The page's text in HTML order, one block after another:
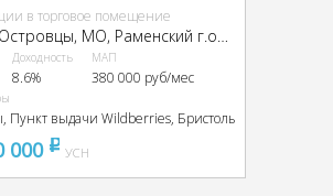
в торговое помещение
Новые Островцы, МО, Раменский г.о., дер. Островцы, Летчика Волчкова ул., 3
Доходность
8.6%
МАП
380 000 руб/мес
Пункт выдачи Wildberries, Бристоль
000 pуб
УСН